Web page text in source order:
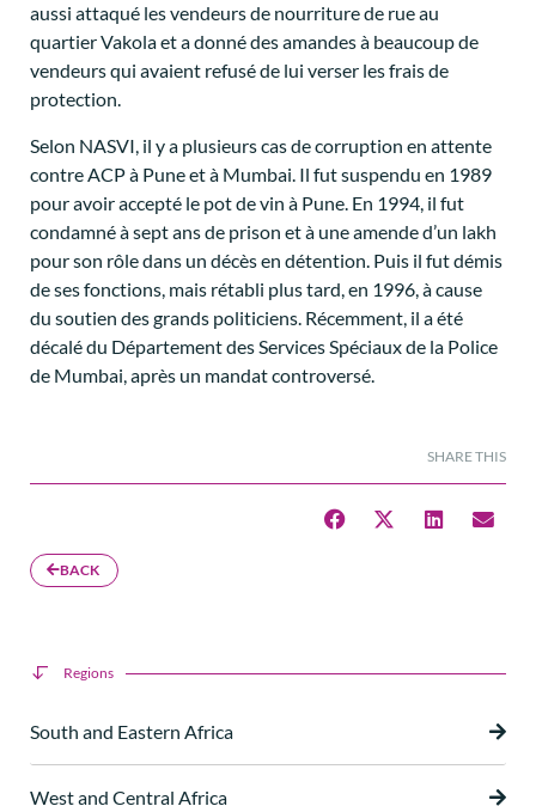
aussi attaqué les vendeurs de nourriture de rue au
quartier Vakola et a donné des amandes à beaucoup de
vendeurs qui avaient refusé de lui verser les frais de
protection.
Selon NASVI, il y a plusieurs cas de corruption en attente
contre ACP à Pune et à Mumbai. Il fut suspendu en 1989
pour avoir accepté le pot de vin à Pune. En 1994, il fut
condamné à sept ans de prison et à une amende d’un lakh
pour son rôle dans un décès en détention. Puis il fut démis
de ses fonctions, mais rétabli plus tard, en 1996, à cause
du soutien des grands politiciens. Récemment, il a été
décalé du Département des Services Spéciaux de la Police
de Mumbai, après un mandat controversé.
SHARE THIS
BACK
Regions
South and Eastern Africa
West and Central Africa